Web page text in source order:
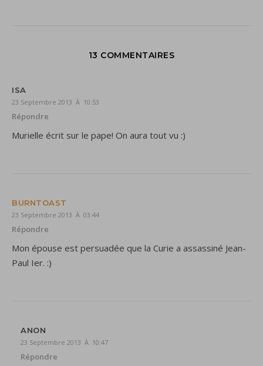
13 COMMENTAIRES
ISA
23 Septembre 2013 À 10:53
Répondre
Murielle écrit sur le pape! On aura tout vu :)
BURNTOAST
23 Septembre 2013 À 03:44
Répondre
Mon épouse est persuadée que la Curie a assassiné Jean-
Paul Ier. :)
ANON
23 Septembre 2013 À 10:47
Répondre